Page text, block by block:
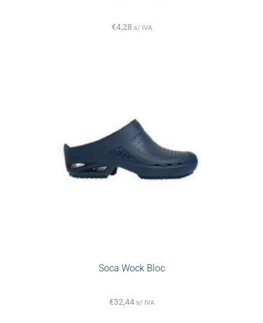
€4,28 s/ IVA
Soca Wock Bloc
€32,44 s/ IVA